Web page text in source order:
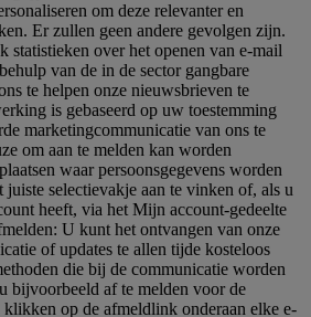
om deze relevanter en
Er zullen geen andere gevolgen zijn.
statistieken over het openen van e-mail
van de in de sector gangbare
te helpen onze nieuwsbrieven te
is gebaseerd op uw toestemming
marketingcommunicatie van ons te
om aan te melden kan worden
waar persoonsgegevens worden
juiste selectievakje aan te vinken of, als u
heeft, via het Mijn account-gedeelte
: U kunt het ontvangen van onze
of updates te allen tijde kosteloos
die bij de communicatie worden
bijvoorbeeld af te melden voor de
op de afmeldlink onderaan elke e-